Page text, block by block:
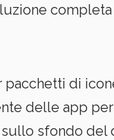
di
delle app per
sfondo del